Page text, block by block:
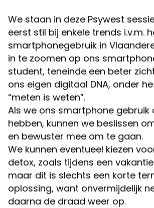
We staan in deze Psywest
eerst stil bij enkele trends i.v.m.
smartphonegebruik in
in te zoomen op ons
student, teneinde een beter
ons eigen digitaal DNA, onder
“meten is weten”.
Als we ons smartphone gebruik
hebben, kunnen we beslissen
en bewuster mee om te gaan.
We kunnen eventueel kiezen
detox, zoals tijdens een
maar dit is slechts een korte
oplossing, want onvermijdelijk
daarna de draad weer op.